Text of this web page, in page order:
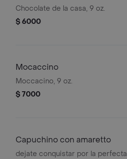
Chocolate de la casa, 9 oz.
$ 6000
Mocaccino
Moccacino, 9 oz.
$ 7000
Capuchino con amaretto
dejate conquistar por la perfecta